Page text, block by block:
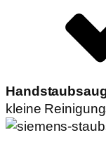
kleine